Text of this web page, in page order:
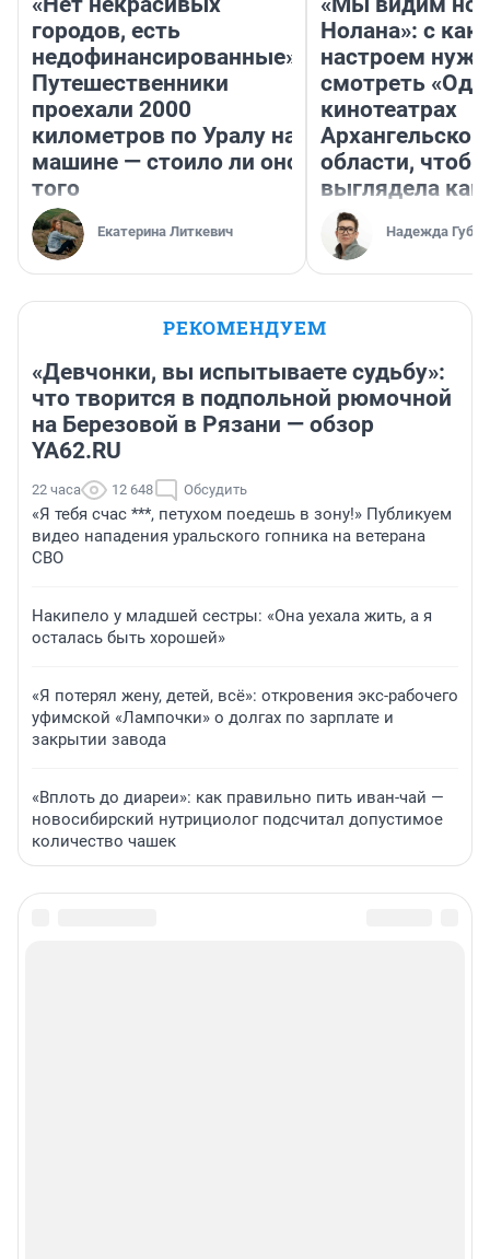
городов, есть
недофинансированные».
Путешественники
проехали 2000
километров по Уралу на
машине — стоило ли оно
того
Екатерина Литкевич
Нолана»: с
настроем
смотреть
кинотеатрах
Архангельской
области,
выглядела как
Надежда
РЕКОМЕНДУЕМ
«Девчонки, вы испытываете судьбу»:
что творится в подпольной рюмочной
на Березовой в Рязани — обзор
YA62.RU
22 часа 12 648 Обсудить
«Я тебя счас ***, петухом поедешь в зону!» Публикуем
видео нападения уральского гопника на ветерана
СВО
Накипело у младшей сестры: «Она уехала жить, а я
осталась быть хорошей»
«Я потерял жену, детей, всё»: откровения экс-рабочего
уфимской «Лампочки» о долгах по зарплате и
закрытии завода
«Вплоть до диареи»: как правильно пить иван-чай —
новосибирский нутрициолог подсчитал допустимое
количество чашек